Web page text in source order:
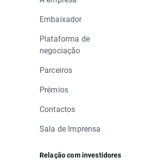
Embaixador
Plataforma de
negociação
Parceiros
Prémios
Contactos
Sala de Imprensa
Relação com investidores